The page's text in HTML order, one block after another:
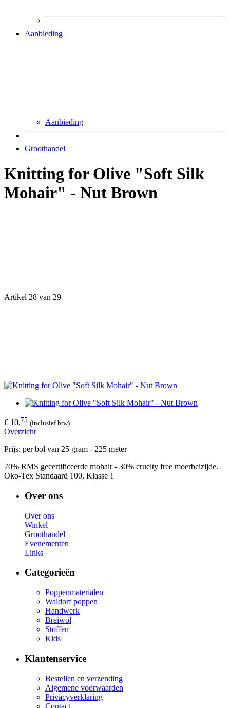
Aanbieding
Aanbieding
Groothandel
Knitting for Olive "Soft Silk
Mohair" - Nut Brown
Artikel 28 van 29
€ 10,75 (inclusief btw)
Overzicht
Prijs: per bol van 25 gram - 225 meter
70% RMS gecertificeerde mohair - 30% cruelty free moerbeizijde.
Oko-Tex Standaard 100, Klasse 1
Over ons
Over ons
Winkel
Groothandel
Evenementen
Links
Categorieën
Poppenmaterialen
Waldorf poppen
Handwerk
Breiwol
Stoffen
Kids
Klantenservice
Bestellen en verzending
Algemene voorwaarden
Privacyverklaring
Contact